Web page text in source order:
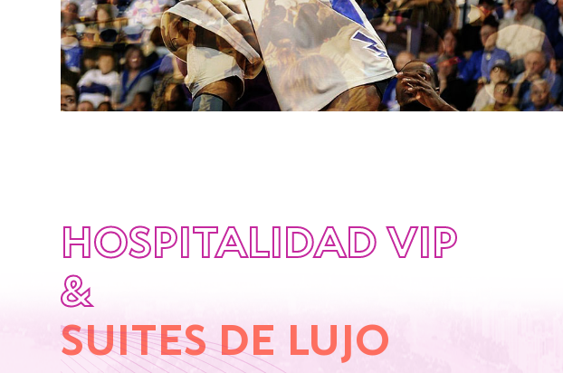
HOSPITALIDAD VIP
&
SUITES DE LUJO